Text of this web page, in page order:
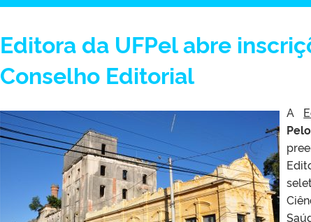
Editora da UFPel abre
Conselho Editorial
A